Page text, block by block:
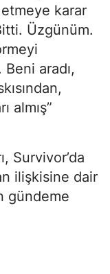
karar
Üzgünüm.
aradı,
almış”
Survivor’da
ilişkisine dair
gündeme